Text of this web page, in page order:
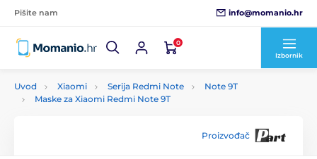
Pišite nam info@momanio.hr
0
Izbornik
Uvod Xiaomi Serija Redmi Note
Note 9T
Maske za Xiaomi Redmi Note 9T
Proizvođač